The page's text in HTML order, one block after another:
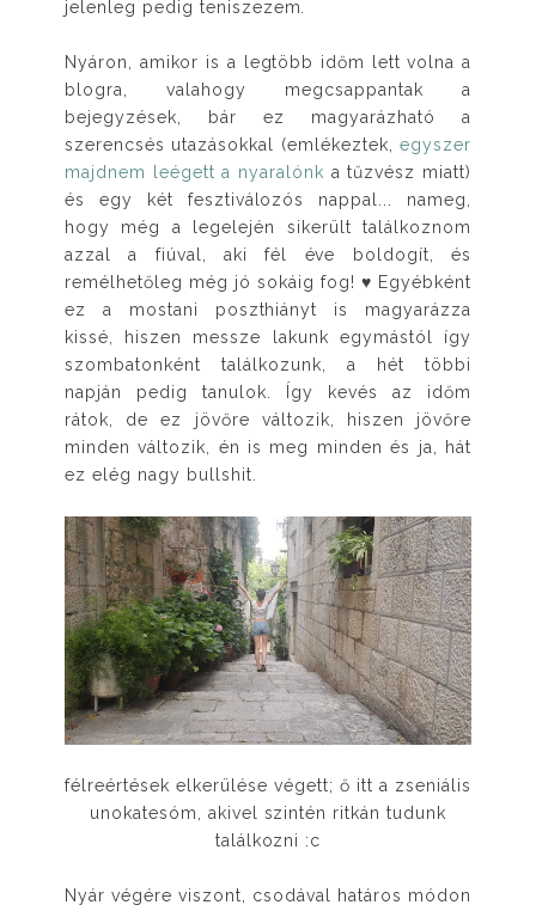
jelenleg pedig teniszezem.
Nyáron, amikor is a legtöbb időm lett volna a
blogra, valahogy megcsappantak a
bejegyzések, bár ez magyarázható a
szerencsés utazásokkal (emlékeztek,egyszer
majdnem leégett a nyaralónk a tűzvész miatt)
és egy két fesztiválozós nappal... nameg,
hogy még a legelején sikerült találkoznom
azzal a fiúval, aki fél éve boldogít, és
remélhetőleg még jó sokáig fog! ♥ Egyébként
ez a mostani poszthiányt is magyarázza
kissé, hiszen messze lakunk egymástól így
szombatonként találkozunk, a hét többi
napján pedig tanulok. Így kevés az időm
rátok, de ez jövőre változik, hiszen jövőre
minden változik, én is meg minden és ja, hát
ez elég nagy bullshit.
félreértések elkerülése végett; ő itt a zseniális
unokatesóm, akivel szintén ritkán tudunk
találkozni :c
Nyár végére viszont, csodával határos módon